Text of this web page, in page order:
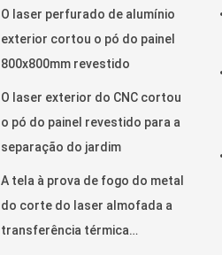
O laser perfurado de alumínio
exterior cortou o pó do painel
800x800mm revestido
O laser exterior do CNC cortou
o pó do painel revestido para a
separação do jardim
A tela à prova de fogo do metal
do corte do laser almofada a
transferência térmica